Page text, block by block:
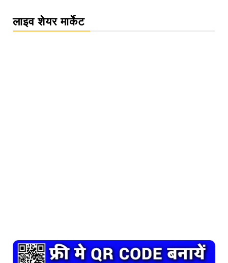
लाइव शेयर मार्केट